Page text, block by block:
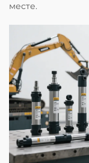
месте.